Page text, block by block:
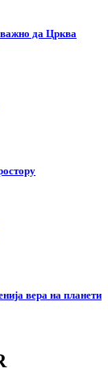
да Црква
вера на планети